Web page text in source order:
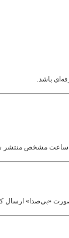
باشد.
ساعت مشخص منتشر
«بی‌صدا» ارسال